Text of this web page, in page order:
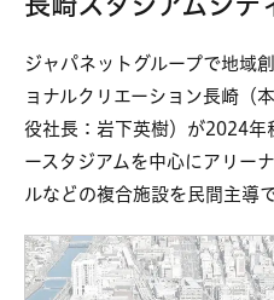
ジャパネットグループで地域
ョナルクリエーション長崎（
役社長：岩下英樹）が2024年
ースタジアムを中心にアリー
ルなどの複合施設を民間主導